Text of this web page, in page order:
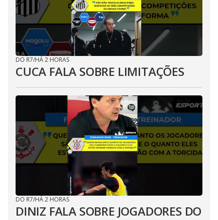
DO R7/HÁ 2 HORAS
CUCA FALA SOBRE LIMITAÇÕES
DO R7/HÁ 2 HORAS
DINIZ FALA SOBRE JOGADORES DO